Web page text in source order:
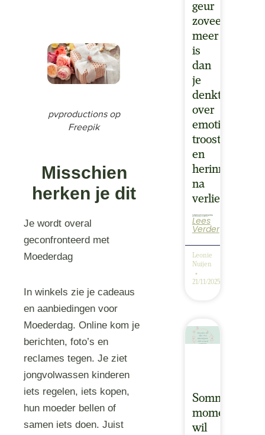
pvproductions op
Freepik
Misschien
herken je dit
Je wordt overal
geconfronteerd met
Moederdag
In winkels zie je cadeaus
en aanbiedingen voor
Moederdag. Online kom je
berichten, foto’s en
reclames tegen. Je ziet
jongvolwassen kinderen
iets regelen, iets kopen,
hun moeder bellen of
samen iets doen. Juist
geur
zoveel
meer
is
dan
je
denkt:
over
emoties,
troost
en
herinnering
na
verlies
Lees
Verder
Leonie
Nuijen
21/11/2025
Sommige
momenten
wil